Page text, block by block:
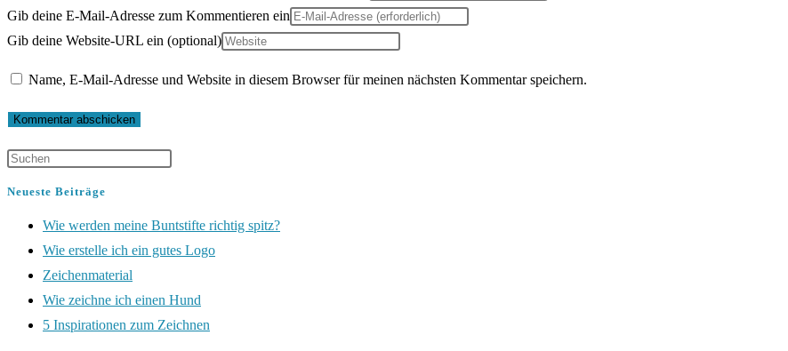
Gib deine E-Mail-Adresse zum Kommentieren ein
Gib deine Website-URL ein (optional)
Name, E-Mail-Adresse und Website in diesem Browser für meinen nächsten Kommentar speichern.
Neueste Beiträge
Wie werden meine Buntstifte richtig spitz?
Wie erstelle ich ein gutes Logo
Zeichenmaterial
Wie zeichne ich einen Hund
5 Inspirationen zum Zeichnen